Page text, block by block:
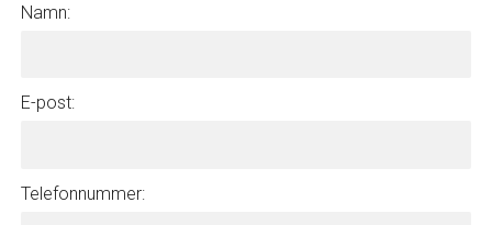
Namn:
E-post:
Telefonnummer: